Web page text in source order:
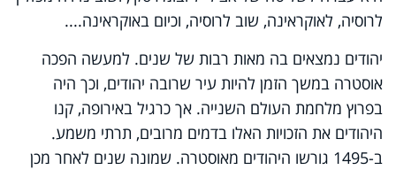
לרוסיה, לאוקראינה, שוב לרוסיה, וכיום באוקראינה....
יהודים נמצאים בה מאות רבות של שנים. למעשה הפכה
אוסטרה במשך הזמן להיות עיר שרובה יהודים, וכך היה
בפרוץ מלחמת העולם השנייה. אך כרגיל באירופה, קנו
היהודים את הזכויות האלו בדמים מרובים, תרתי משמע.
ב-1495 גורשו היהודים מאוסטרה. שמונה שנים לאחר מכן